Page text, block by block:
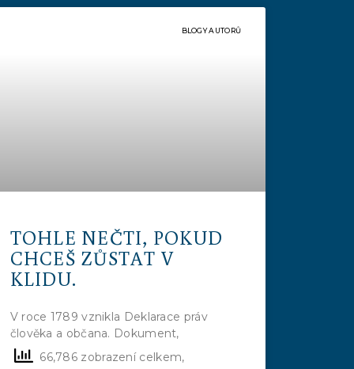
BLOGY AUTORŮ
TOHLE NEČTI, POKUD
CHCEŠ ZŮSTAT V
KLIDU.
V roce 1789 vznikla Deklarace práv
člověka a občana. Dokument,
66,786 zobrazení celkem,